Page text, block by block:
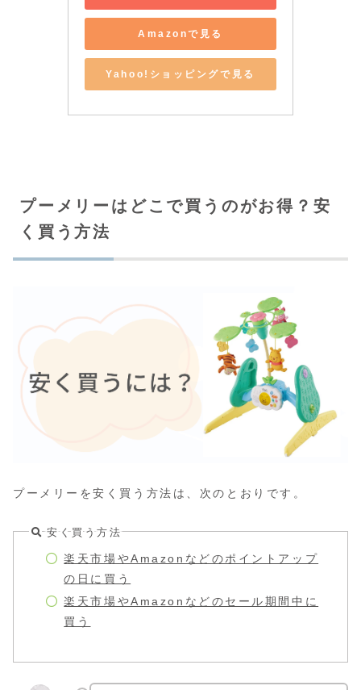
Amazonで見る
Yahoo!ショッピングで見る
プーメリーはどこで買うのがお得？安
く買う方法
プーメリーを安く買う方法は、次のとおりです。
安く買う方法
楽天市場やAmazonなどのポイントアップ
の日に買う
楽天市場やAmazonなどのセール期間中に
買う